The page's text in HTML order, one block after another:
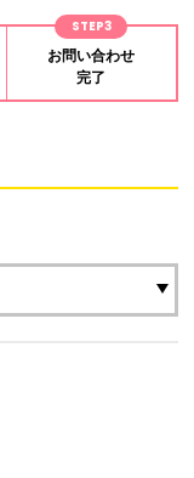
STEP3
お問い合わせ
完了